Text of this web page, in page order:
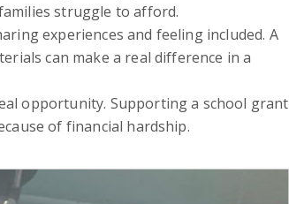
struggle to afford.
experiences and feeling included. A
can make a real difference in a
opportunity. Supporting a school grant
of financial hardship.